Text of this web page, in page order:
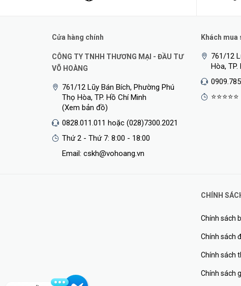
Cửa hàng chính
CÔNG TY TNHH THƯƠNG MẠI - ĐẦU TƯ
VÕ HOÀNG
761/12 Lũy Bán Bích, Phường Phú
Thọ Hòa, TP. Hồ Chí Minh
(Xem bản đồ)
0828.011.011 hoặc (028)7300.2021
Thứ 2 - Thứ 7: 8:00 - 18:00
Email: cskh@vohoang.vn
Khách mua
761/12
Hòa, TP.
⭐⭐⭐⭐⭐
CHÍNH
Chính sách
Chính sách
Chính sách
Chính sách